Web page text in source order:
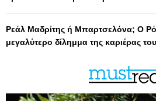
Ρεάλ Μαδρίτης ή Μπαρτσελόνα; Ο
μεγαλύτερο δίλημμα της καριέρας του